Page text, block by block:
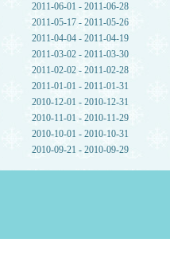
2011-06-01 - 2011-06-28
2011-05-17 - 2011-05-26
2011-04-04 - 2011-04-19
2011-03-02 - 2011-03-30
2011-02-02 - 2011-02-28
2011-01-01 - 2011-01-31
2010-12-01 - 2010-12-31
2010-11-01 - 2010-11-29
2010-10-01 - 2010-10-31
2010-09-21 - 2010-09-29